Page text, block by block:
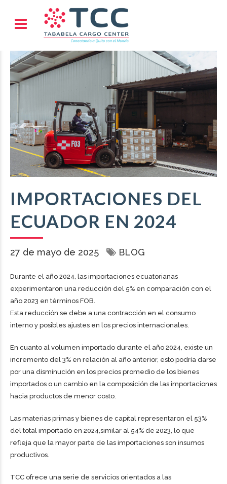
IMPORTACIONES DEL
ECUADOR EN 2024
27 de mayo de 2025 BLOG
Durante el año 2024, las importaciones ecuatorianas
experimentaron una reducción del 5% en comparación con el
año 2023 en términos FOB.
Esta reducción se debe a una contracción en el consumo
interno y posibles ajustes en los precios internacionales.
En cuanto al volumen importado durante el año 2024, existe un
incremento del 3% en relación al año anterior, esto podría darse
por una disminución en los precios promedio de los bienes
importados o un cambio en la composición de las importaciones
hacia productos de menor costo.
Las materias primas y bienes de capital representaron el 53%
del total importado en 2024,similar al 54% de 2023, lo que
refleja que la mayor parte de las importaciones son insumos
productivos.
TCC ofrece una serie de servicios orientados a las